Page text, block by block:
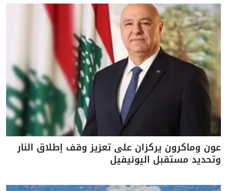
عون وماكرون يركزان على تعزيز وقف إطلاق النار
وتحديد مستقبل اليونيفيل